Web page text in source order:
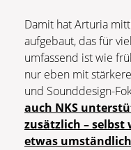
Damit hat Arturia
aufgebaut, das für
umfassend ist wie
nur eben mit
und Sounddesign-
auch NKS
zusätzlich –
etwas